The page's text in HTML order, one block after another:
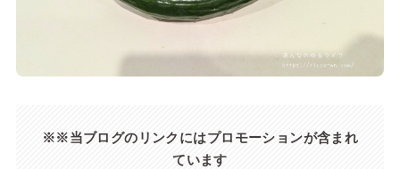
※※当ブログのリンクにはプロモーションが含まれ
ています